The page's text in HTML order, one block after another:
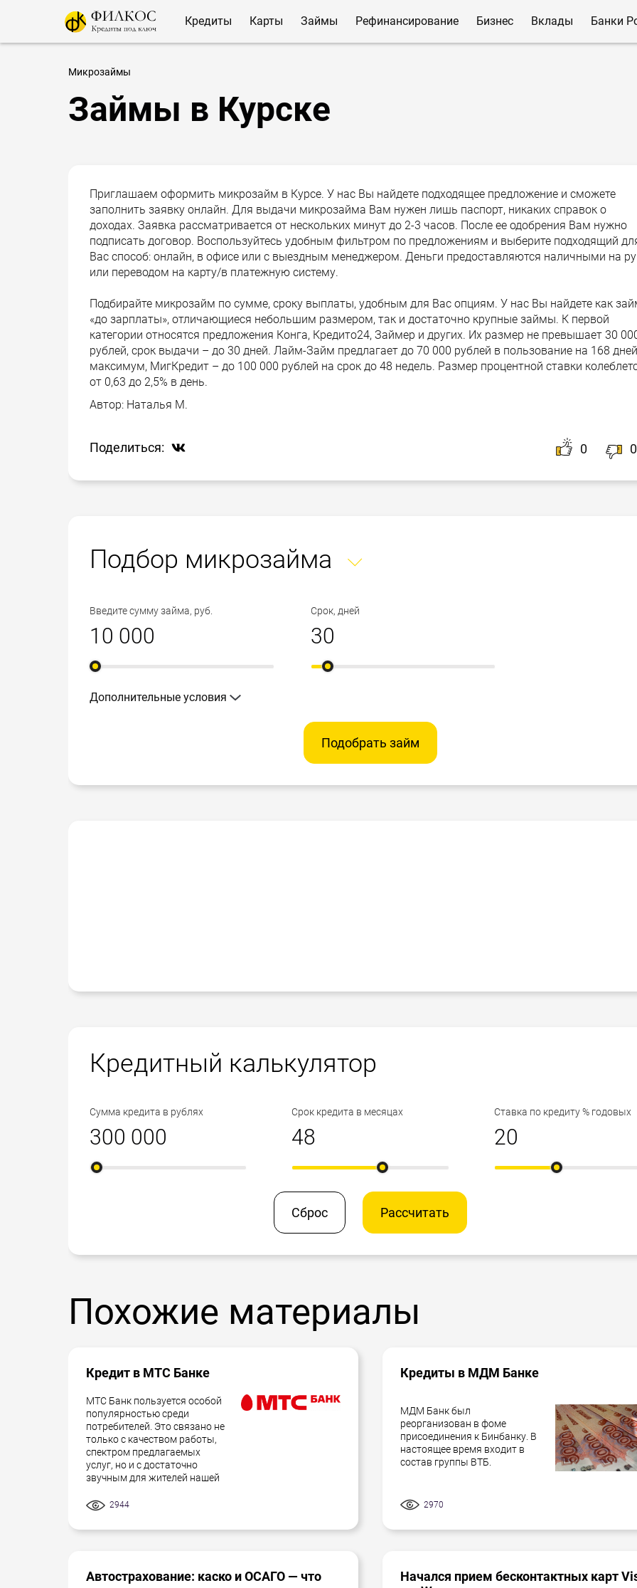
Кредиты Карты Займы Рефинансирование Бизнес Вклады Банки
Микрозаймы
Займы в Курске
Приглашаем оформить микрозайм в Курсе. У нас Вы найдете подходящее предложение и сможете
заполнить заявку онлайн. Для выдачи микрозайма Вам нужен лишь паспорт, никаких справок о
доходах. Заявка рассматривается от нескольких минут до 2-3 часов. После ее одобрения Вам нужно
подписать договор. Воспользуйтесь удобным фильтром по предложениям и выберите подходящий
Вас способ: онлайн, в офисе или с выездным менеджером. Деньги предоставляются наличными на
или переводом на карту/в платежную систему.
Подбирайте микрозайм по сумме, сроку выплаты, удобным для Вас опциям. У нас Вы найдете как
«до зарплаты», отличающиеся небольшим размером, так и достаточно крупные займы. К первой
категории относятся предложения Конга, Кредито24, Займер и других. Их размер не превышает 30
рублей, срок выдачи – до 30 дней. Лайм-Займ предлагает до 70 000 рублей в пользование на 168 дней
максимум, МигКредит – до 100 000 рублей на срок до 48 недель. Размер процентной ставки
от 0,63 до 2,5% в день.
Автор: Наталья М.
Поделиться: 0 0
Подбор микрозайма
Введите сумму займа, руб. Срок, дней
Дополнительные условия
Подобрать займ
Кредитный калькулятор
Сумма кредита в рублях Срок кредита в месяцах Ставка по кредиту % годовых
Сброс Рассчитать
Похожие материалы
Кредит в МТС Банке
МТС Банк пользуется особой
популярностью среди
потребителей. Это связано не
только с качеством работы,
спектром предлагаемых
услуг, но и с достаточно
звучным для жителей нашей
2944
Кредиты в МДМ Банке
МДМ Банк был
реорганизован в фоме
присоединения к Бинбанку. В
настоящее время входит в
состав группы ВТБ.
2970
Автострахование: каско и ОСАГО — что
Начался прием бесконтактных карт